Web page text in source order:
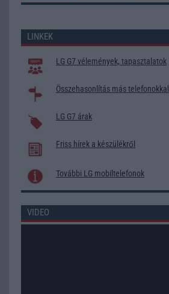
LINKEK
LG G7 vélemények, tapasztalatok
Összehasonlítás más telefonokkal
LG G7 árak
Friss hírek a készülékről
További LG mobiltelefonok
VIDEO